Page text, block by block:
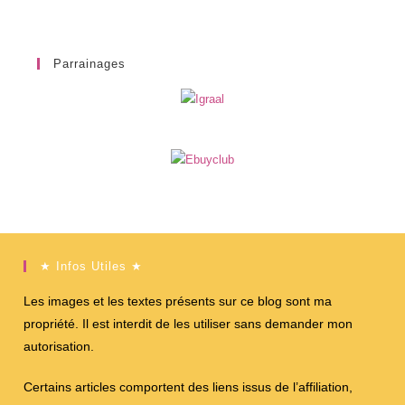
Parrainages
★ Infos Utiles ★
Les images et les textes présents sur ce blog sont ma
propriété. Il est interdit de les utiliser sans demander mon
autorisation.
Certains articles comportent des liens issus de l’affiliation,